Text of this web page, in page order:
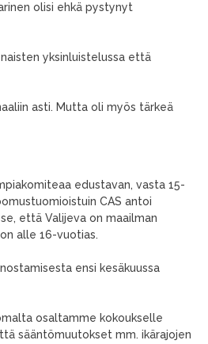
olisi ehkä pystynyt
yksinluistelussa että
asti. Mutta oli myös tärkeä
edustavan, vasta 15-
CAS antoi
että Valijeva on maailman
alle 16-vuotias.
ensi kesäkuussa
osaltamme kokoukselle
sääntömuutokset mm. ikärajojen